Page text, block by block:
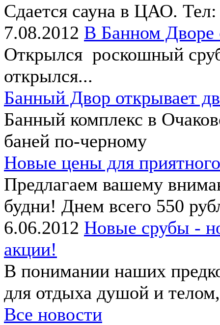
Сдается сауна в ЦАО.
7.08.2012 В Банном Дворе
Открылся роскошный
открылся...
Банный Двор открывает
Банный комплекс в
баней по-черному
Новые цены для
Предлагаем вашему
будни! Днем всего 550
6.06.2012 Новые срубы -
акции!
В понимании наших
для отдыха душой и
Все новости